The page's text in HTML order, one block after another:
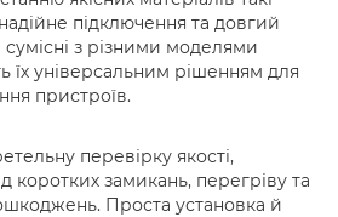
підключення та довгий
з різними моделями
їх універсальним рішенням для
пристроїв.
перевірку якості,
коротких замикань, перегріву та
Проста установка й